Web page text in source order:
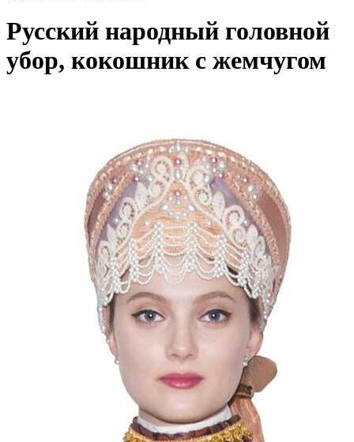
Русский народный головной
убор, кокошник с жемчугом